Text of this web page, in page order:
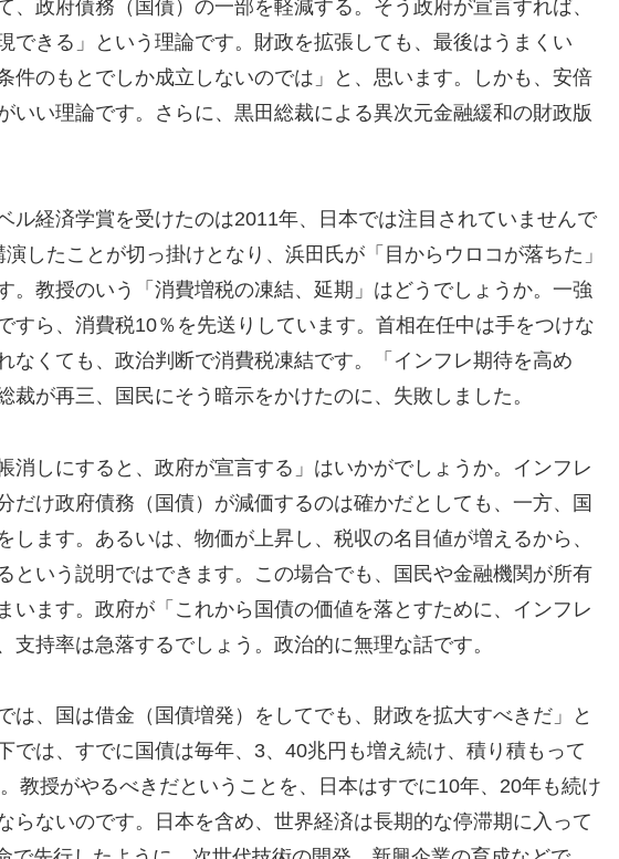
、政府債務（国債）の一部を軽減する。そう政府が宣言すれば、
できる」という理論です。財政を拡張しても、最後はうまくい
件のもとでしか成立しないのでは」と、思います。しかも、安倍
いい理論です。さらに、黒田総裁による異次元金融緩和の財政版
ル経済学賞を受けたのは2011年、日本では注目されていませんで
したことが切っ掛けとなり、浜田氏が「目からウロコが落ちた」
。教授のいう「消費増税の凍結、延期」はどうでしょうか。一強
すら、消費税10％を先送りしています。首相在任中は手をつけな
なくても、政治判断で消費税凍結です。「インフレ期待を高め
裁が再三、国民にそう暗示をかけたのに、失敗しました。
消しにすると、政府が宣言する」はいかがでしょうか。インフレ
だけ政府債務（国債）が減価するのは確かだとしても、一方、国
します。あるいは、物価が上昇し、税収の名目値が増えるから、
という説明ではできます。この場合でも、国民や金融機関が所有
います。政府が「これから国債の価値を落とすために、インフレ
支持率は急落するでしょう。政治的に無理な話です。
は、国は借金（国債増発）をしてでも、財政を拡大すべきだ」と
では、すでに国債は毎年、3、40兆円も増え続け、積り積もって
教授がやるべきだということを、日本はすでに10年、20年も続け
らないのです。日本を含め、世界経済は長期的な停滞期に入って